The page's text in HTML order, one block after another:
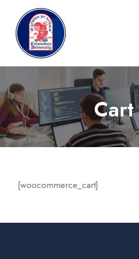
Cart
[woocommerce_cart]